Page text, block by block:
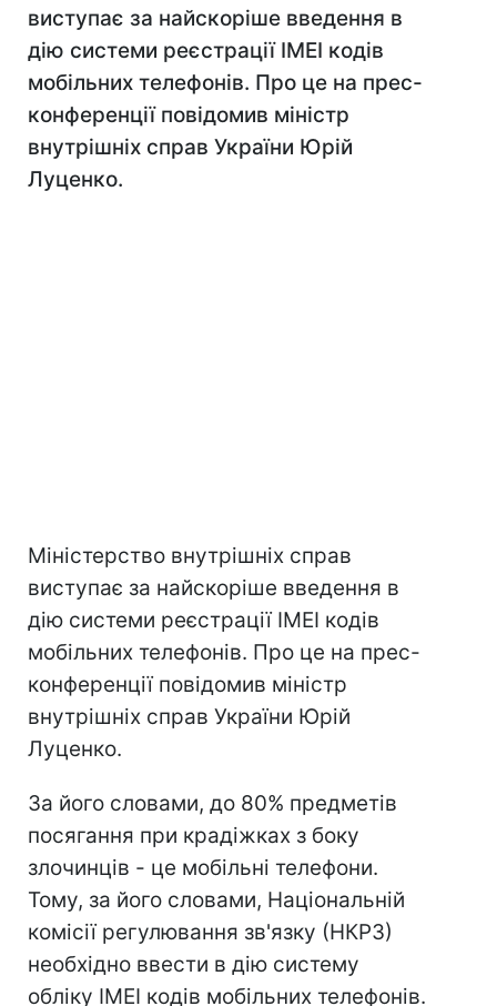
виступає за найскоріше введення в
дію системи реєстрації IMEI кодів
мобільних телефонів. Про це на прес-
конференції повідомив міністр
внутрішніх справ України Юрій
Луценко.
Міністерство внутрішніх справ
виступає за найскоріше введення в
дію системи реєстрації IMEI кодів
мобільних телефонів. Про це на прес-
конференції повідомив міністр
внутрішніх справ України Юрій
Луценко.
За його словами, до 80% предметів
посягання при крадіжках з боку
злочинців - це мобільні телефони.
Тому, за його словами, Національній
комісії регулювання зв'язку (НКРЗ)
необхідно ввести в дію систему
обліку IMEI кодів мобільних телефонів.